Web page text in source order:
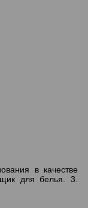
в качестве
для белья. 3.